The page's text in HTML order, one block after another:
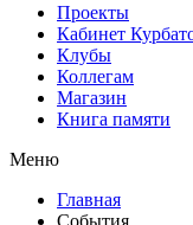
Проекты
Кабинет
Клубы
Коллегам
Магазин
Книга памяти
Меню
Главная
События